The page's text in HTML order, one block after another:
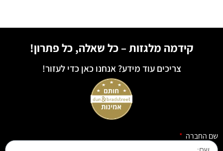
קידמה מלגזות – כל שאלה, כל פתרון!
צריכים עוד מידע? אנחנו כאן כדי לעזור!
שם החברה